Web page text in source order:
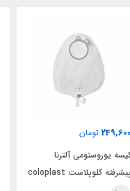
249,600 تومان
یوروستومی آلترنا
پیشرفته کلوپلاست coloplast